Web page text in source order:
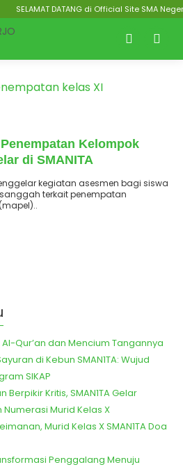
SELAMAT DATANG di Official Site SMA
kelas XI
Kelompok
di SMANITA
kegiatan asesmen bagi siswa
terkait penempatan
Qur’an dan Mencium Tangannya
di Kebun SMAN1TA: Wujud
SIKAP
Kritis, SMAN1TA Gelar
Murid Kelas X
Murid Kelas X SMAN1TA Doa
Penggalang Menuju